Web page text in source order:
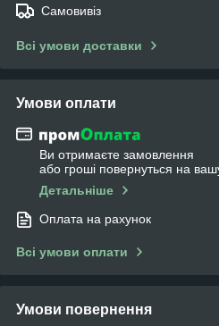
Самовивіз
Всі умови доставки
Умови оплати
Ви отримаєте замовлення
або гроші повернуться на
Детальніше
Оплата на рахунок
Всі умови оплати
Умови повернення